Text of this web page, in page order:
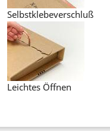
Selbstklebeverschluß
Leichtes Öffnen